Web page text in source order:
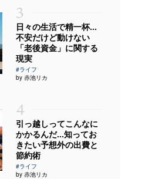
3
日々の生活で精一杯…
不安だけど動けない
「老後資金」に関する
現実
#ライフ
by 赤池リカ
4
引っ越しってこんなに
かかるんだ…知ってお
きたい予想外の出費と
節約術
#ライフ
by 赤池リカ